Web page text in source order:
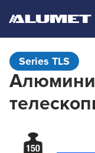
Series TLS